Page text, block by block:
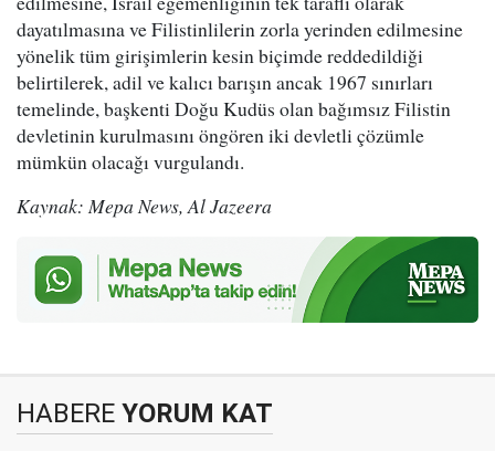
dayatılmasına ve Filistinlilerin zorla yerinden edilmesine
yönelik tüm girişimlerin kesin biçimde reddedildiği
belirtilerek, adil ve kalıcı barışın ancak 1967 sınırları
temelinde, başkenti Doğu Kudüs olan bağımsız Filistin
devletinin kurulmasını öngören iki devletli çözümle
mümkün olacağı vurgulandı.
Kaynak: Mepa News, Al Jazeera
HABERE YORUM KAT